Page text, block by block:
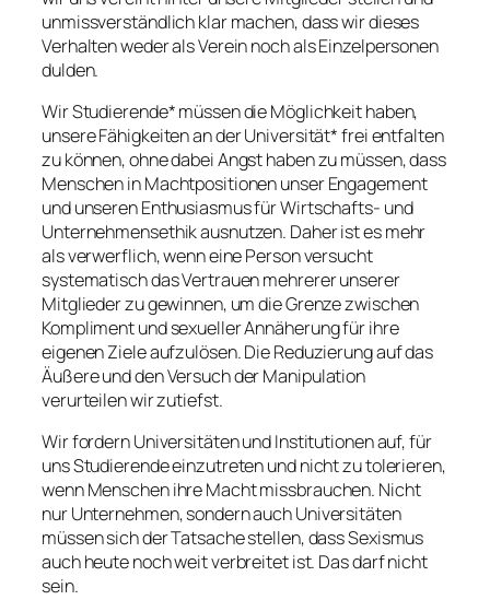
unmissverständlich klar machen, dass wir dieses
Verhalten weder als Verein noch als Einzelpersonen
dulden.
Wir Studierende* müssen die Möglichkeit haben,
unsere Fähigkeiten an der Universität* frei entfalten
zu können, ohne dabei Angst haben zu müssen, dass
Menschen in Machtpositionen unser Engagement
und unseren Enthusiasmus für Wirtschafts- und
Unternehmensethik ausnutzen. Daher ist es mehr
als verwerflich, wenn eine Person versucht
systematisch das Vertrauen mehrerer unserer
Mitglieder zu gewinnen, um die Grenze zwischen
Kompliment und sexueller Annäherung für ihre
eigenen Ziele aufzulösen. Die Reduzierung auf das
Äußere und den Versuch der Manipulation
verurteilen wir zutiefst.
Wir fordern Universitäten und Institutionen auf, für
uns Studierende einzutreten und nicht zu tolerieren,
wenn Menschen ihre Macht missbrauchen. Nicht
nur Unternehmen, sondern auch Universitäten
müssen sich der Tatsache stellen, dass Sexismus
auch heute noch weit verbreitet ist. Das darf nicht
sein.